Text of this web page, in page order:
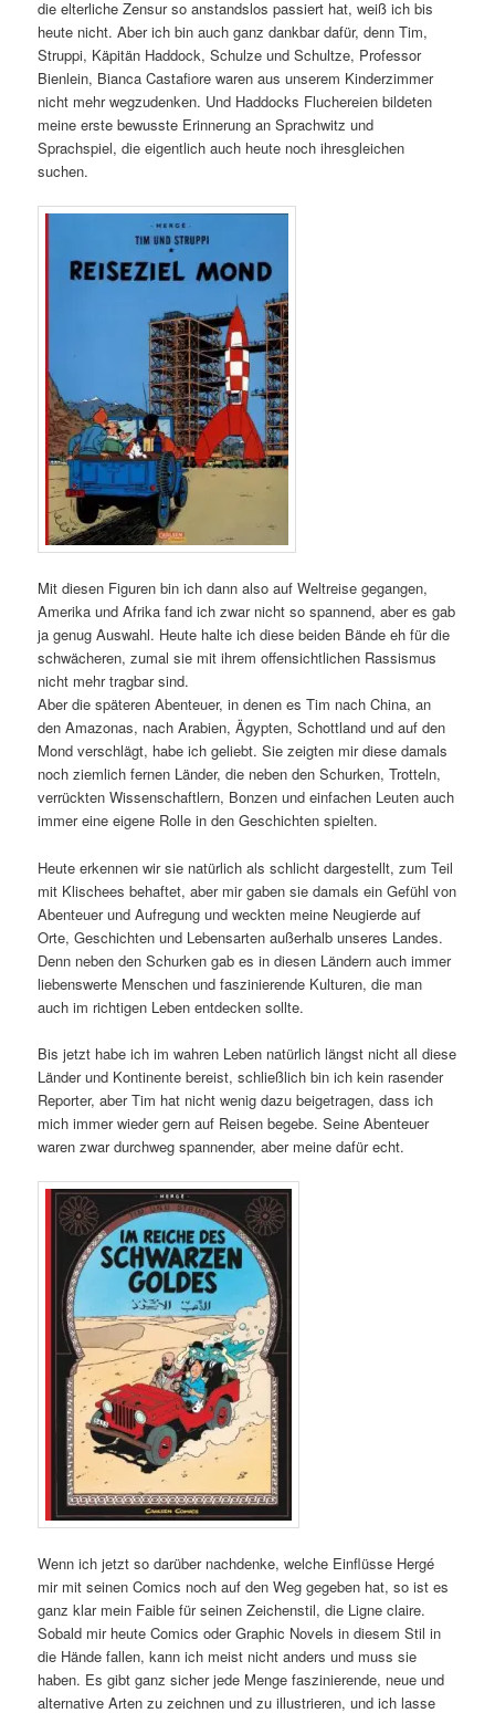
die elterliche Zensur so anstandslos passiert hat, weiß ich bis
heute nicht. Aber ich bin auch ganz dankbar dafür, denn Tim,
Struppi, Käpitän Haddock, Schulze und Schultze, Professor
Bienlein, Bianca Castafiore waren aus unserem Kinderzimmer
nicht mehr wegzudenken. Und Haddocks Fluchereien bildeten
meine erste bewusste Erinnerung an Sprachwitz und
Sprachspiel, die eigentlich auch heute noch ihresgleichen
suchen.
Mit diesen Figuren bin ich dann also auf Weltreise gegangen,
Amerika und Afrika fand ich zwar nicht so spannend, aber es gab
ja genug Auswahl. Heute halte ich diese beiden Bände eh für die
schwächeren, zumal sie mit ihrem offensichtlichen Rassismus
nicht mehr tragbar sind.
Aber die späteren Abenteuer, in denen es Tim nach China, an
den Amazonas, nach Arabien, Ägypten, Schottland und auf den
Mond verschlägt, habe ich geliebt. Sie zeigten mir diese damals
noch ziemlich fernen Länder, die neben den Schurken, Trotteln,
verrückten Wissenschaftlern, Bonzen und einfachen Leuten auch
immer eine eigene Rolle in den Geschichten spielten.
Heute erkennen wir sie natürlich als schlicht dargestellt, zum Teil
mit Klischees behaftet, aber mir gaben sie damals ein Gefühl von
Abenteuer und Aufregung und weckten meine Neugierde auf
Orte, Geschichten und Lebensarten außerhalb unseres Landes.
Denn neben den Schurken gab es in diesen Ländern auch immer
liebenswerte Menschen und faszinierende Kulturen, die man
auch im richtigen Leben entdecken sollte.
Bis jetzt habe ich im wahren Leben natürlich längst nicht all diese
Länder und Kontinente bereist, schließlich bin ich kein rasender
Reporter, aber Tim hat nicht wenig dazu beigetragen, dass ich
mich immer wieder gern auf Reisen begebe. Seine Abenteuer
waren zwar durchweg spannender, aber meine dafür echt.
Wenn ich jetzt so darüber nachdenke, welche Einflüsse Hergé
mir mit seinen Comics noch auf den Weg gegeben hat, so ist es
ganz klar mein Faible für seinen Zeichenstil, die Ligne claire.
Sobald mir heute Comics oder Graphic Novels in diesem Stil in
die Hände fallen, kann ich meist nicht anders und muss sie
haben. Es gibt ganz sicher jede Menge faszinierende, neue und
alternative Arten zu zeichnen und zu illustrieren, und ich lasse